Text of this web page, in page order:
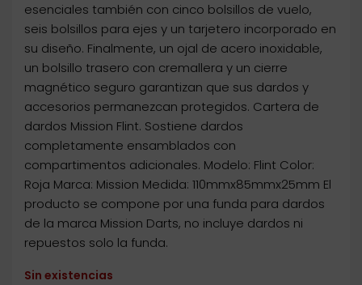
esenciales también con cinco bolsillos de vuelo,
seis bolsillos para ejes y un tarjetero incorporado en
su diseño. Finalmente, un ojal de acero inoxidable,
un bolsillo trasero con cremallera y un cierre
magnético seguro garantizan que sus dardos y
accesorios permanezcan protegidos. Cartera de
dardos Mission Flint. Sostiene dardos
completamente ensamblados con
compartimentos adicionales. Modelo: Flint Color:
Roja Marca: Mission Medida: 110mmx85mmx25mm El
producto se compone por una funda para dardos
de la marca Mission Darts, no incluye dardos ni
repuestos solo la funda.
Sin existencias